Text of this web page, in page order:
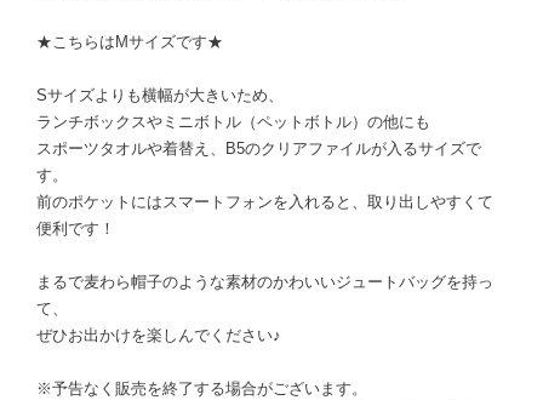
★こちらはMサイズです★
Sサイズよりも横幅が大きいため、
ランチボックスやミニボトル（ペットボトル）の他にも
スポーツタオルや着替え、B5のクリアファイルが入るサイズで
す。
前のポケットにはスマートフォンを入れると、取り出しやすくて
便利です！
まるで麦わら帽子のような素材のかわいいジュートバッグを持っ
て、
ぜひお出かけを楽しんでください♪
※予告なく販売を終了する場合がございます。